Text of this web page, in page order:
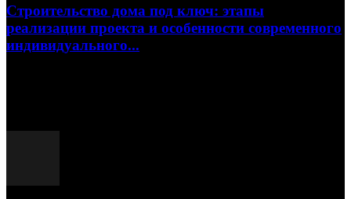
Строительство дома под ключ: этапы
реализации проекта и особенности современного
индивидуального...